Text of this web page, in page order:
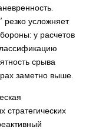
усложняет
у расчетов
срыва
заметно выше.